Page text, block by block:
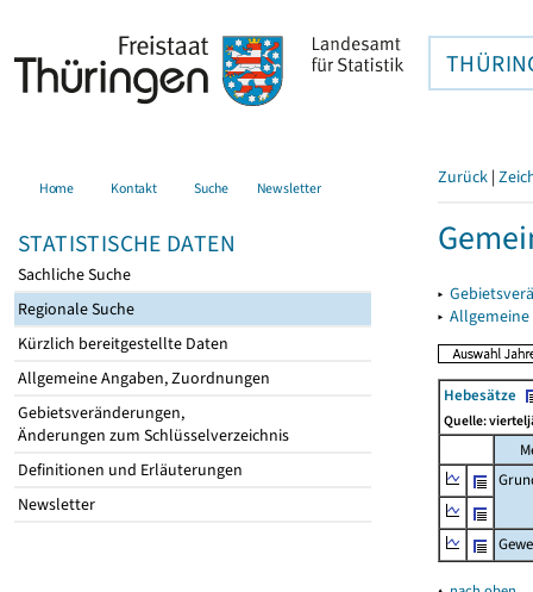
Home Kontakt Suche Newsletter
STATISTISCHE DATEN
Sachliche Suche
Regionale Suche
Kürzlich bereitgestellte Daten
Allgemeine Angaben, Zuordnungen
Gebietsveränderungen,
Änderungen zum Schlüsselverzeichnis
Definitionen und Erläuterungen
Newsletter
Zurück |
▸
▸
Hebesätze
Quelle: